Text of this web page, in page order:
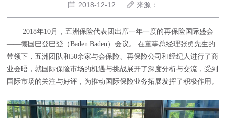
2018-12-12 来源：
2018年10月，五洲保险代表团出席一年一度的再保险国际盛会
——德国巴登巴登（Baden Baden）会议。 在董事总经理张勇先生的
带领下，五洲团队和50余家与会保险、再保险公司和经纪人进行了商
业会晤，就国际保险市场的机遇与挑战展开了深度分析与交流，受到
国际市场的关注与好评，为推动国际保险业务拓展发挥了积极作用。